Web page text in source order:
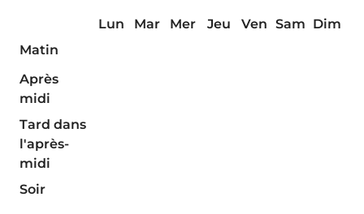
Lun Mar Mer Jeu Ven Sam Dim
Matin
Après
midi
Tard dans
l'après-
midi
Soir